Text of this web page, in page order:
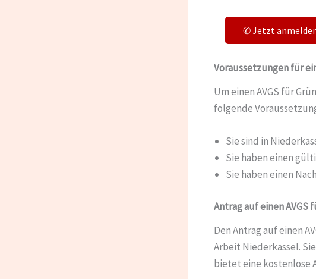
✆ Jetzt
Voraussetzungen für
Um einen AVGS für
folgende
Sie sind in
Sie haben einen
Sie haben einen
Antrag auf einen
Den Antrag auf einen
Arbeit Niederkassel.
bietet eine kostenlose